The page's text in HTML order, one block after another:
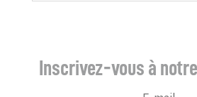
Inscrivez-vous à